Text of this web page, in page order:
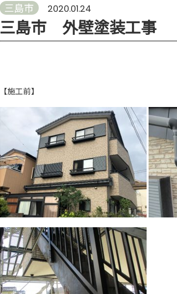
三島市 2020.01.24
三島市 外壁塗装工事
【施工前】